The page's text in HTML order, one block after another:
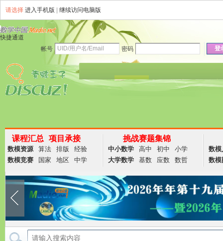
请选择 进入手机版 继续访问电脑版
快捷通道
帐号
密码 登
论坛 说说 群组
商务
课程汇总 项目承接
数模资源 算法 排版
经验
数模竞赛
国家 地区 中学
挑战赛题集锦
中小数学 高中 初中
小学
大学数学
基数 应数 数哲
数模
数模